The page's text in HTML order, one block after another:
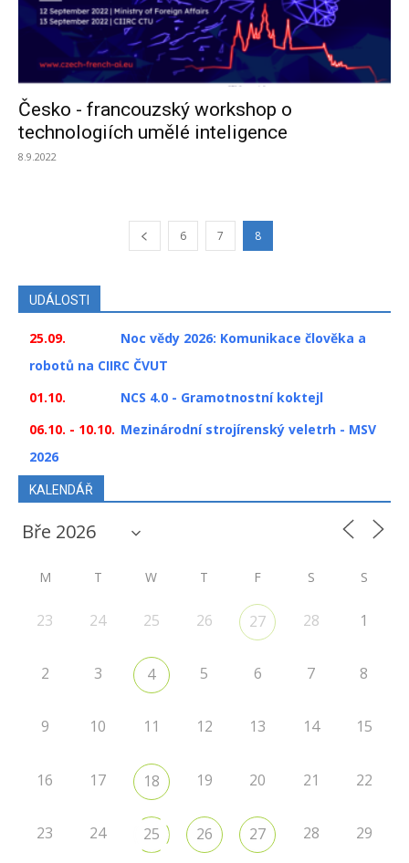
Česko - francouzský workshop o
technologiích umělé inteligence
8.9.2022
6 7 8
UDÁLOSTI
25.09.
Noc vědy 2026: Komunikace člověka a
robotů na CIIRC ČVUT
01.10.
NCS 4.0 - Gramotnostní koktejl
06.10. - 10.10. Mezinárodní strojírenský veletrh - MSV
2026
KALENDÁŘ
M T W T F S S
23 24 25 26 27 28 1
2 3 4 5 6 7 8
9 10 11 12 13 14 15
16 17 18 19 20 21 22
23 24 25 26 27 28 29